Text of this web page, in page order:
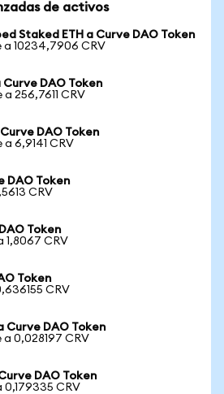
de activos
Staked ETH a Curve DAO Token
a 10234,7906 CRV
Curve DAO Token
a 256,7611 CRV
DAO Token
a 6,9141 CRV
DAO Token
CRV
Token
1,8067 CRV
Token
CRV
Curve DAO Token
a 0,028197 CRV
DAO Token
0,179335 CRV